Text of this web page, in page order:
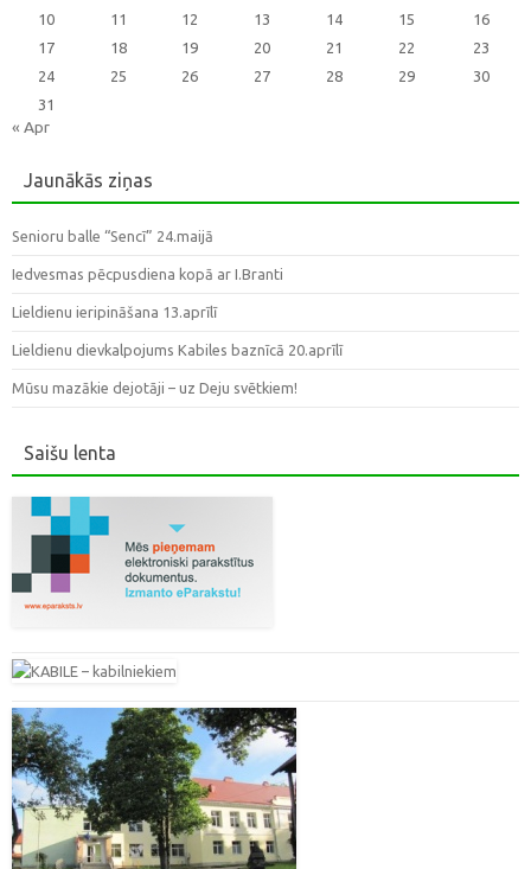
10
11 12 13 14 15
16
17
18 19 20 21 22
23
24
25 26 27 28 29
30
31
« Apr
Jaunākās ziņas
Senioru balle “Sencī” 24.maijā
Iedvesmas pēcpusdiena kopā ar I.Branti
Lieldienu ieripināšana 13.aprīlī
Lieldienu dievkalpojums Kabiles baznīcā 20.aprīlī
Mūsu mazākie dejotāji – uz Deju svētkiem!
Saišu lenta